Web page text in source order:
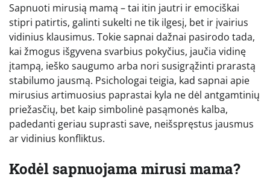
Sapnuoti mirusią mamą – tai itin jautri ir emociškai
stipri patirtis, galinti sukelti ne tik ilgesį, bet ir įvairius
vidinius klausimus. Tokie sapnai dažnai pasirodo tada,
kai žmogus išgyvena svarbius pokyčius, jaučia vidinę
įtampą, ieško saugumo arba nori susigrąžinti prarastą
stabilumo jausmą. Psichologai teigia, kad sapnai apie
mirusius artimuosius paprastai kyla ne dėl antgamtinių
priežasčių, bet kaip simbolinė pasąmonės kalba,
padedanti geriau suprasti save, neišspręstus jausmus
ar vidinius konfliktus.
Kodėl sapnuojama mirusi mama?